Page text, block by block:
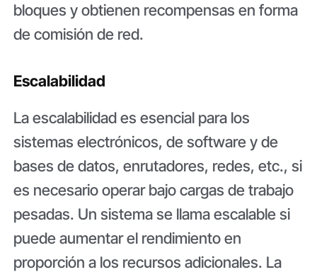
bloques y obtienen recompensas en forma
de comisión de red.
Escalabilidad
La escalabilidad es esencial para los
sistemas electrónicos, de software y de
bases de datos, enrutadores, redes, etc., si
es necesario operar bajo cargas de trabajo
pesadas. Un sistema se llama escalable si
puede aumentar el rendimiento en
proporción a los recursos adicionales. La